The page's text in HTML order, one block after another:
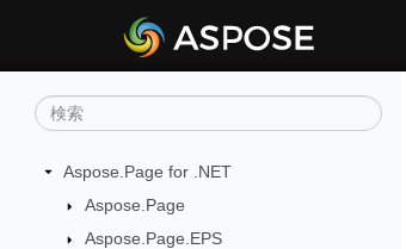
Aspose.Page for .NET
Aspose.Page
Aspose.Page.EPS